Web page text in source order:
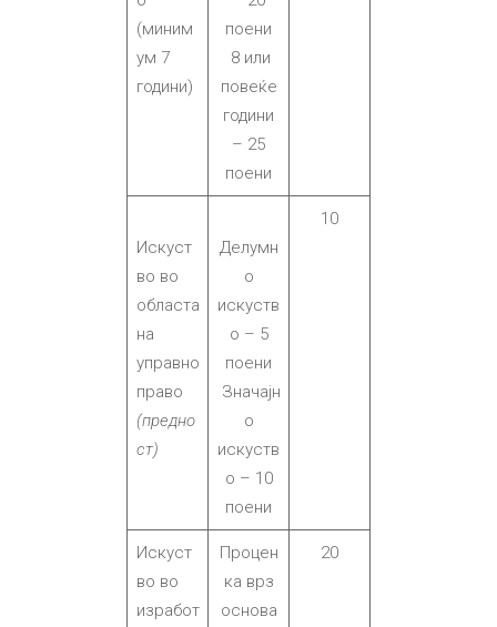
(миним
ум 7
години)
поени
8 или
повеќе
години
– 25
поени
Искуст
во во
областа
на
управно
право
(предно
ст)
Делумн
о
искуств
о – 5
поени
Значајн
о
искуств
о – 10
поени
10
Искуст
во во
изработ
Процен
ка врз
основа
20